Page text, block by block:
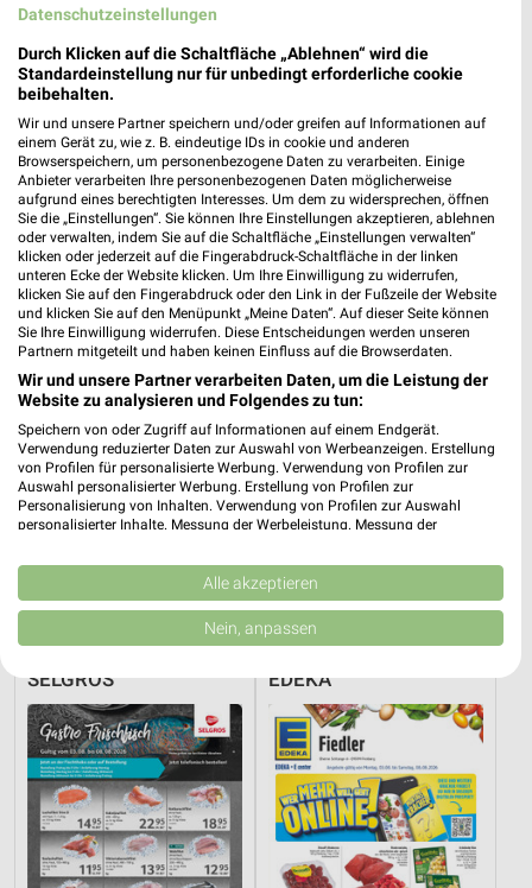
kannst Du über die Routen-Funktion den schnellsten Weg zu
Supermärkte Angebote für Halsbrücke und
Umgebung
15 Prospekte
REWE
4,4 km
Angebote ab 03.08.
Kaufland
Angebote ab 06.08.
Gültig bis Mi. 12.08.
SELGROS EDEKA
Datenschutzeinstellungen
Durch Klicken auf die Schaltfläche „Ablehnen“ wird die
Standardeinstellung nur für unbedingt erforderliche cookie
beibehalten.
Wir und unsere Partner speichern und/oder greifen auf Informationen auf
einem Gerät zu, wie z. B. eindeutige IDs in cookie und anderen
Browserspeichern, um personenbezogene Daten zu verarbeiten. Einige
Anbieter verarbeiten Ihre personenbezogenen Daten möglicherweise
aufgrund eines berechtigten Interesses. Um dem zu widersprechen, öffnen
Sie die „Einstellungen“. Sie können Ihre Einstellungen akzeptieren, ablehnen
oder verwalten, indem Sie auf die Schaltfläche „Einstellungen verwalten“
klicken oder jederzeit auf die Fingerabdruck-Schaltfläche in der linken
unteren Ecke der Website klicken. Um Ihre Einwilligung zu widerrufen,
klicken Sie auf den Fingerabdruck oder den Link in der Fußzeile der Website
und klicken Sie auf den Menüpunkt „Meine Daten“. Auf dieser Seite können
Sie Ihre Einwilligung widerrufen. Diese Entscheidungen werden unseren
Partnern mitgeteilt und haben keinen Einfluss auf die Browserdaten.
Wir und unsere Partner verarbeiten Daten, um die Leistung der
Website zu analysieren und Folgendes zu tun:
Speichern von oder Zugriff auf Informationen auf einem Endgerät.
Verwendung reduzierter Daten zur Auswahl von Werbeanzeigen. Erstellung
von Profilen für personalisierte Werbung. Verwendung von Profilen zur
Auswahl personalisierter Werbung. Erstellung von Profilen zur
Personalisierung von Inhalten. Verwendung von Profilen zur Auswahl
personalisierter Inhalte. Messung der Werbeleistung. Messung der
Kombinationen von Daten aus verschiedenen Quellen. Entwicklung und
Verbesserung der Angebote. Verwendung reduzierter Daten zur Auswahl
von Inhalten.
Daten können außerhalb der Europäischen Union weitergegeben und in die
USA gesendet werden.
Website/App.
Partnerliste anzeigen (1 IAB-Anbieter)
Wir nutzen Ihre Daten für folgende Zwecke:
IAB-Verarbeitungszwecke:
Speichern von oder Zugriff auf Informationen
auf einem Endgerät
Verwendung reduzierter Daten zur Auswahl von
Alle akzeptieren
Nein, anpassen